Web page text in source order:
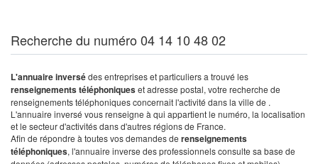
Recherche du numéro 04 14 10 48 02
L'annuaire inversédes entreprises et particuliers a trouvé les
renseignements téléphoniqueset adresse postal, votre recherche de
renseignements téléphoniques concernait l'activité dans la ville de .
L'annuaire inversé vous renseigne à qui appartient le numéro, la localisation
et le secteur d'activités dans d'autres régions de France.
Afin de répondre à toutes vos demandes de renseignements
téléphoniques, l'annuaire inverse des professionnels consulte sa base de